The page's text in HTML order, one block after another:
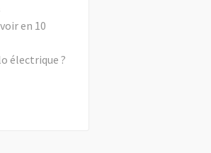
en 10
électrique ?